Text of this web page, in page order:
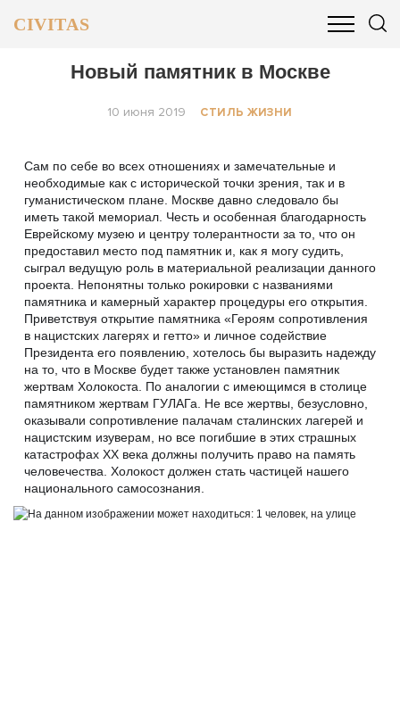
CIVITAS
ОБЩЕСТВО БИЗНЕС И ФИНАНСЫ
Новый памятник в Москве
10 июня 2019 СТИЛЬ ЖИЗНИ
Сам по себе во всех отношениях и замечательные и
необходимые как с исторической точки зрения, так и в
гуманистическом плане. Москве давно следовало бы
иметь такой мемориал. Честь и особенная благодарность
Еврейскому музею и центру толерантности за то, что он
предоставил место под памятник и, как я могу судить,
сыграл ведущую роль в материальной реализации данного
проекта. Непонятны только рокировки с названиями
памятника и камерный характер процедуры его открытия.
Приветствуя открытие памятника «Героям сопротивления
в нацистских лагерях и гетто» и личное содействие
Президента его появлению, хотелось бы выразить надежду
на то, что в Москве будет также установлен памятник
жертвам Холокоста. По аналогии с имеющимся в столице
памятником жертвам ГУЛАГа. Не все жертвы, безусловно,
оказывали сопротивление палачам сталинских лагерей и
нацистским изуверам, но все погибшие в этих страшных
катастрофах XX века должны получить право на память
человечества. Холокост должен стать частицей нашего
национального самосознания.